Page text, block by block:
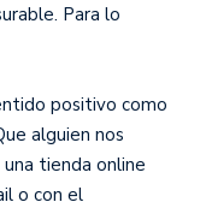
Para lo
positivo como
alguien nos
tienda online
o con el